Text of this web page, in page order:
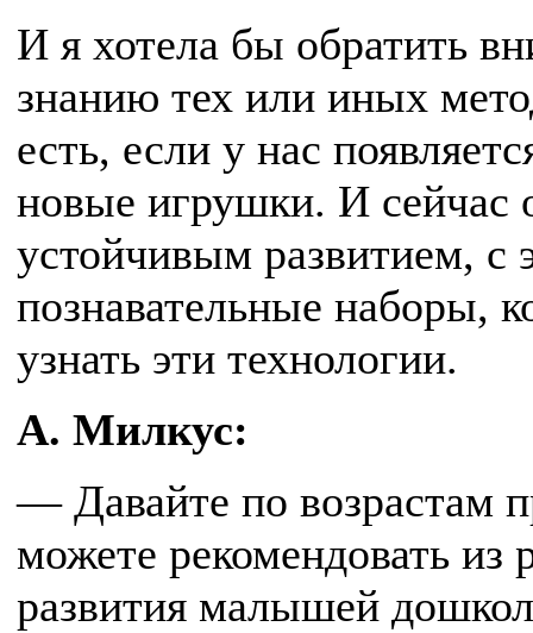
И я хотела бы обратить
знанию тех или иных
есть, если у нас
новые игрушки. И сейчас
устойчивым развитием, с
познавательные наборы,
узнать эти технологии.
А. Милкус:
— Давайте по возрастам
можете рекомендовать из
развития малышей